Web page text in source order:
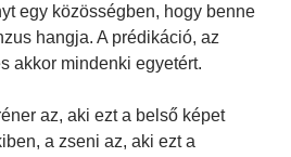
egy közösségben, hogy benne
hangja. A prédikáció, az
akkor mindenki egyetért.
az, aki ezt a belső képet
a zseni az, aki ezt a